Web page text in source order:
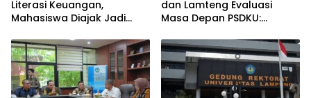
Literasi Keuangan,
Mahasiswa Diajak Jadi
dan Lamteng Evaluasi
Masa Depan PSDKU:
Kampus Daerah